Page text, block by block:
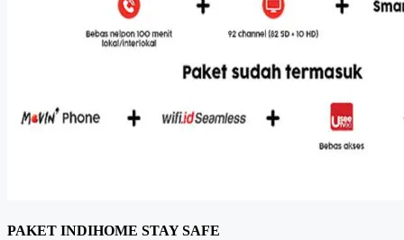
PAKET INDIHOME STAY SAFE